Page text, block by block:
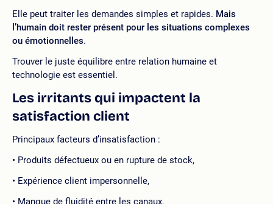
Elle peut traiter les demandes simples et rapides. Mais
l’humain doit rester présent pour les situations complexes
ou émotionnelles.
Trouver le juste équilibre entre relation humaine et
technologie est essentiel.
Les irritants qui impactent la
satisfaction client
Principaux facteurs d’insatisfaction :
Produits défectueux ou en rupture de stock,
Expérience client impersonnelle,